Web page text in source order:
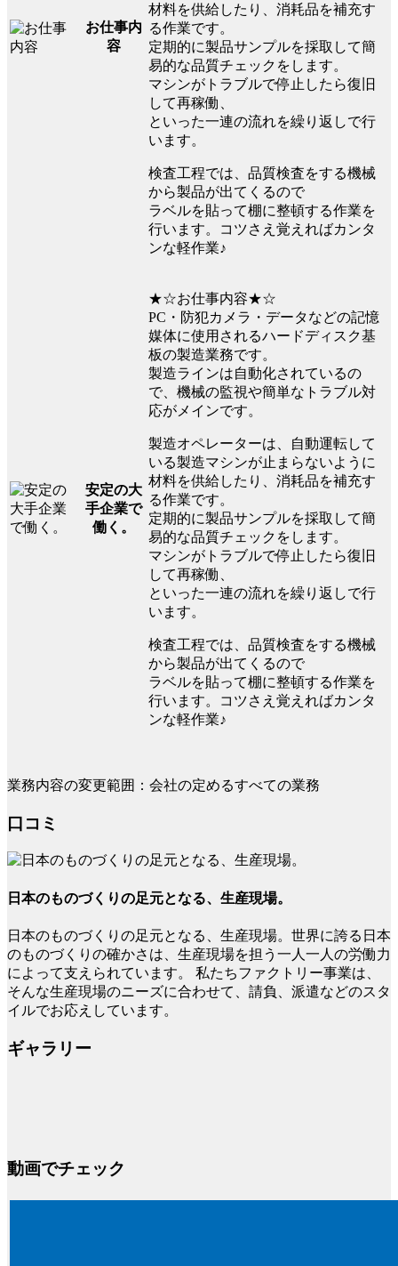
お仕事内
容
材料を供給したり、消耗品を補充す
る作業です。
定期的に製品サンプルを採取して簡
易的な品質チェックをします。
マシンがトラブルで停止したら復旧
して再稼働、
といった一連の流れを繰り返しで行
います。
検査工程では、品質検査をする機械
から製品が出てくるので
ラベルを貼って棚に整頓する作業を
行います。コツさえ覚えればカンタ
ンな軽作業♪
安定の大
手企業で
働く。
★☆お仕事内容★☆
PC・防犯カメラ・データなどの記憶
媒体に使用されるハードディスク基
板の製造業務です。
製造ラインは自動化されているの
で、機械の監視や簡単なトラブル対
応がメインです。
製造オペレーターは、自動運転して
いる製造マシンが止まらないように
材料を供給したり、消耗品を補充す
る作業です。
定期的に製品サンプルを採取して簡
易的な品質チェックをします。
マシンがトラブルで停止したら復旧
して再稼働、
といった一連の流れを繰り返しで行
います。
検査工程では、品質検査をする機械
から製品が出てくるので
ラベルを貼って棚に整頓する作業を
行います。コツさえ覚えればカンタ
ンな軽作業♪
業務内容の変更範囲：会社の定めるすべての業務
口コミ
日本のものづくりの足元となる、生産現場。
日本のものづくりの足元となる、生産現場。世界に誇る日本
のものづくりの確かさは、生産現場を担う一人一人の労働力
によって支えられています。 私たちファクトリー事業は、
そんな生産現場のニーズに合わせて、請負、派遣などのスタ
イルでお応えしています。
ギャラリー
動画でチェック